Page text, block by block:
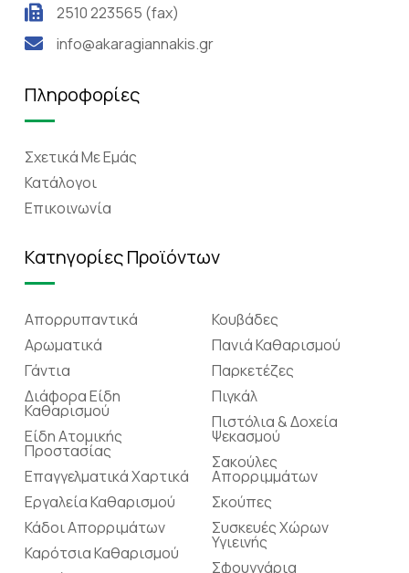
2510 223565 (fax)
info@akaragiannakis.gr
Πληροφορίες
Σχετικά Mε Eμάς
Κατάλογοι
Επικοινωνία
Κατηγορίες Προϊόντων
Απορρυπαντικά
Αρωματικά
Γάντια
Διάφορα Είδη
Καθαρισμού
Είδη Ατομικής
Προστασίας
Επαγγελματικά Χαρτικά
Εργαλεία Καθαρισμού
Κάδοι Απορριμάτων
Καρότσια Καθαρισμού
Κουβάδες
Πανιά Καθαρισμού
Παρκετέζες
Πιγκάλ
Πιστόλια & Δοχεία
Ψεκασμού
Σακούλες
Απορριμμάτων
Σκούπες
Συσκευές Χώρων
Υγιεινής
Σφουγγάρια